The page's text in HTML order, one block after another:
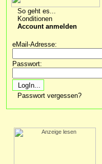
So geht es...
Konditionen
Account anmelden
eMail-Adresse:
Passwort:
Passwort vergessen?